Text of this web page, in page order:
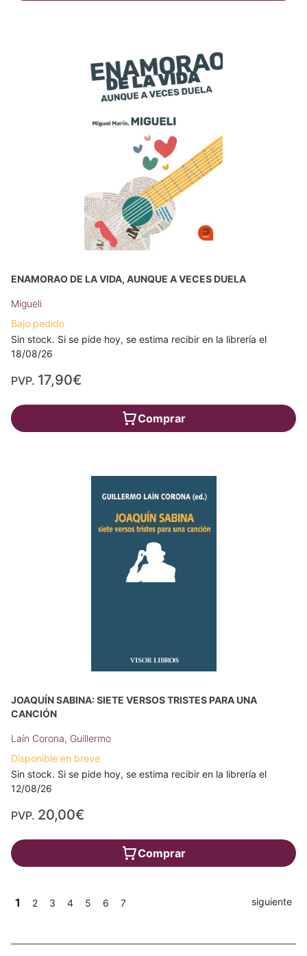
ENAMORAO DE LA VIDA, AUNQUE A VECES DUELA
Migueli
Bajo pedido
Sin stock. Si se pide hoy, se estima recibir en la librería el
18/08/26
PVP. 17,90€
Comprar
JOAQUÍN SABINA: SIETE VERSOS TRISTES PARA UNA
CANCIÓN
Laín Corona, Guillermo
Disponible en breve
Sin stock. Si se pide hoy, se estima recibir en la librería el
12/08/26
PVP. 20,00€
Comprar
1 2 3 4 5 6 7 siguiente